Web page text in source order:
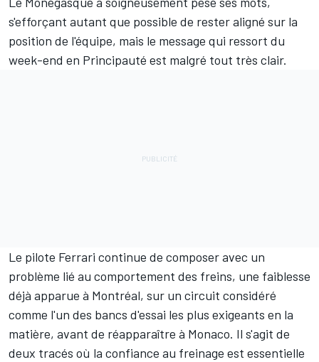
s'efforçant autant que possible de rester aligné sur la
position de l'équipe, mais le message qui ressort du
week-end en Principauté est malgré tout très clair.
Le pilote Ferrari continue de composer avec un
problème lié au comportement des freins, une faiblesse
déjà apparue à Montréal, sur un circuit considéré
comme l'un des bancs d'essai les plus exigeants en la
matière, avant de réapparaître à Monaco. Il s'agit de
deux tracés où la confiance au freinage est essentielle